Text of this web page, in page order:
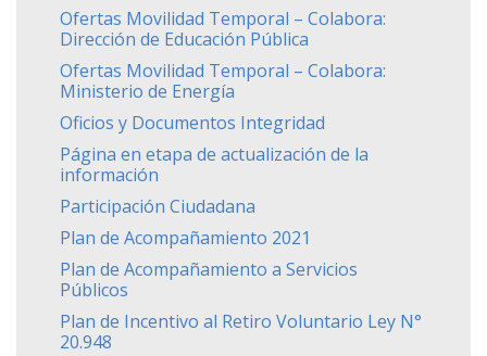
Ofertas Movilidad Temporal – Colabora:
Dirección de Educación Pública
Ofertas Movilidad Temporal – Colabora:
Ministerio de Energía
Oficios y Documentos Integridad
Página en etapa de actualización de la
información
Participación Ciudadana
Plan de Acompañamiento 2021
Plan de Acompañamiento a Servicios
Públicos
Plan de Incentivo al Retiro Voluntario Ley N°
20.948